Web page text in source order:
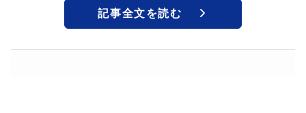
記事全文を読む